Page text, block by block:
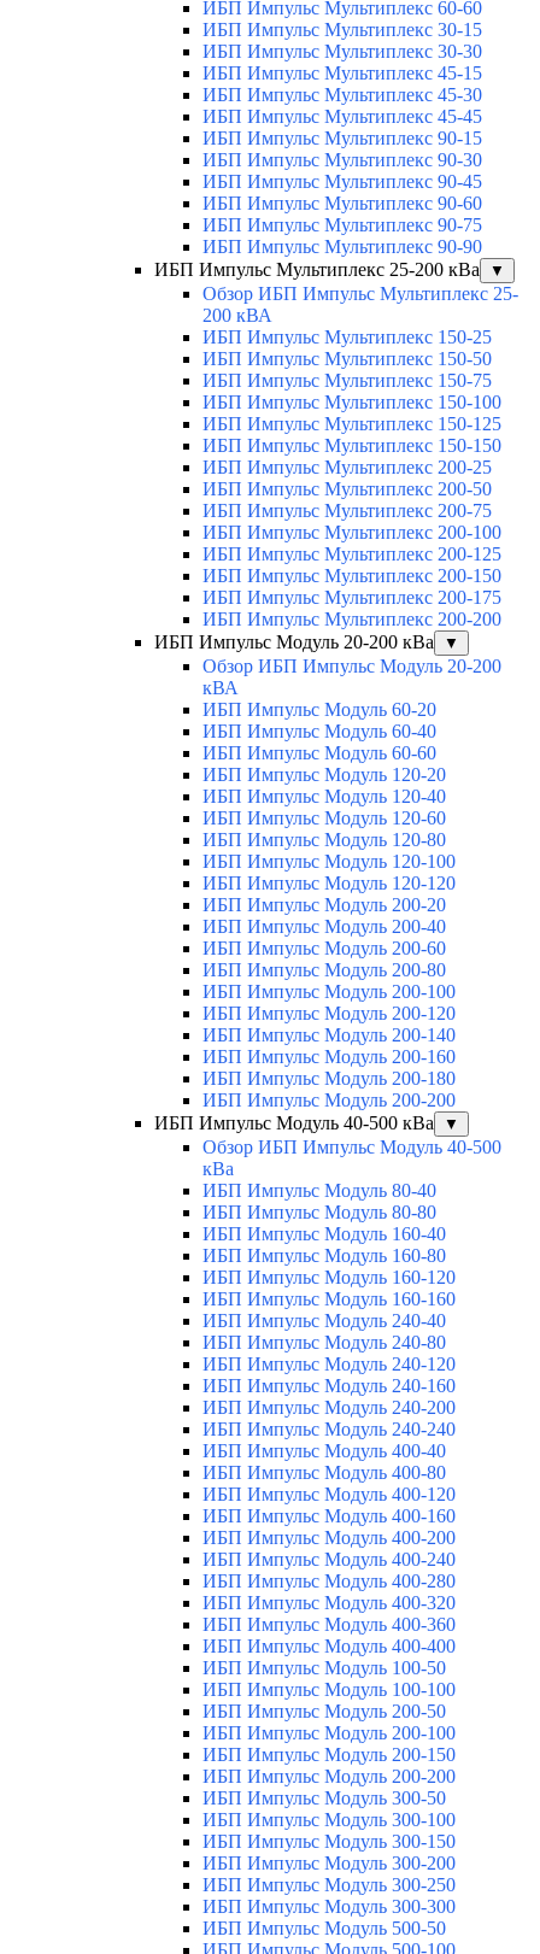
ИБП Импульс Мультиплекс 60-60
ИБП Импульс Мультиплекс 30-15
ИБП Импульс Мультиплекс 30-30
ИБП Импульс Мультиплекс 45-15
ИБП Импульс Мультиплекс 45-30
ИБП Импульс Мультиплекс 45-45
ИБП Импульс Мультиплекс 90-15
ИБП Импульс Мультиплекс 90-30
ИБП Импульс Мультиплекс 90-45
ИБП Импульс Мультиплекс 90-60
ИБП Импульс Мультиплекс 90-75
ИБП Импульс Мультиплекс 90-90
ИБП Импульс Мультиплекс 25-200 кВа
▼
Обзор ИБП Импульс Мультиплекс 25-
200 кВА
ИБП Импульс Мультиплекс 150-25
ИБП Импульс Мультиплекс 150-50
ИБП Импульс Мультиплекс 150-75
ИБП Импульс Мультиплекс 150-100
ИБП Импульс Мультиплекс 150-125
ИБП Импульс Мультиплекс 150-150
ИБП Импульс Мультиплекс 200-25
ИБП Импульс Мультиплекс 200-50
ИБП Импульс Мультиплекс 200-75
ИБП Импульс Мультиплекс 200-100
ИБП Импульс Мультиплекс 200-125
ИБП Импульс Мультиплекс 200-150
ИБП Импульс Мультиплекс 200-175
ИБП Импульс Мультиплекс 200-200
ИБП Импульс Модуль 20-200 кВа
▼
Обзор ИБП Импульс Модуль 20-200
кВА
ИБП Импульс Модуль 60-20
ИБП Импульс Модуль 60-40
ИБП Импульс Модуль 60-60
ИБП Импульс Модуль 120-20
ИБП Импульс Модуль 120-40
ИБП Импульс Модуль 120-60
ИБП Импульс Модуль 120-80
ИБП Импульс Модуль 120-100
ИБП Импульс Модуль 120-120
ИБП Импульс Модуль 200-20
ИБП Импульс Модуль 200-40
ИБП Импульс Модуль 200-60
ИБП Импульс Модуль 200-80
ИБП Импульс Модуль 200-100
ИБП Импульс Модуль 200-120
ИБП Импульс Модуль 200-140
ИБП Импульс Модуль 200-160
ИБП Импульс Модуль 200-180
ИБП Импульс Модуль 200-200
ИБП Импульс Модуль 40-500 кВа
▼
Обзор ИБП Импульс Модуль 40-500
кВа
ИБП Импульс Модуль 80-40
ИБП Импульс Модуль 80-80
ИБП Импульс Модуль 160-40
ИБП Импульс Модуль 160-80
ИБП Импульс Модуль 160-120
ИБП Импульс Модуль 160-160
ИБП Импульс Модуль 240-40
ИБП Импульс Модуль 240-80
ИБП Импульс Модуль 240-120
ИБП Импульс Модуль 240-160
ИБП Импульс Модуль 240-200
ИБП Импульс Модуль 240-240
ИБП Импульс Модуль 400-40
ИБП Импульс Модуль 400-80
ИБП Импульс Модуль 400-120
ИБП Импульс Модуль 400-160
ИБП Импульс Модуль 400-200
ИБП Импульс Модуль 400-240
ИБП Импульс Модуль 400-280
ИБП Импульс Модуль 400-320
ИБП Импульс Модуль 400-360
ИБП Импульс Модуль 400-400
ИБП Импульс Модуль 100-50
ИБП Импульс Модуль 100-100
ИБП Импульс Модуль 200-50
ИБП Импульс Модуль 200-100
ИБП Импульс Модуль 200-150
ИБП Импульс Модуль 200-200
ИБП Импульс Модуль 300-50
ИБП Импульс Модуль 300-100
ИБП Импульс Модуль 300-150
ИБП Импульс Модуль 300-200
ИБП Импульс Модуль 300-250
ИБП Импульс Модуль 300-300
ИБП Импульс Модуль 500-50